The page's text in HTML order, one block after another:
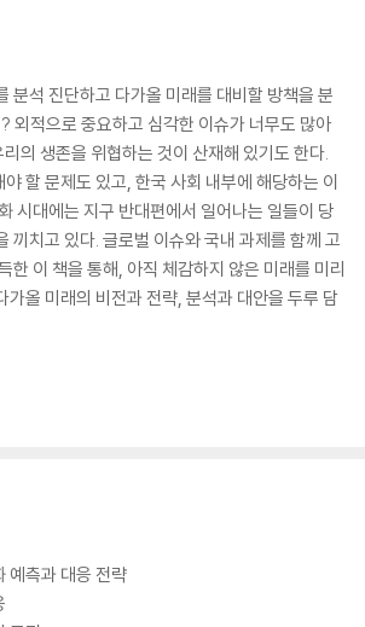
분석 진단하고 다가올 미래를 대비할 방책을 분
외적으로 중요하고 심각한 이슈가 너무도 많아
리의 생존을 위협하는 것이 산재해 있기도 한다.
할 문제도 있고, 한국 사회 내부에 해당하는 이
시대에는 지구 반대편에서 일어나는 일들이 당
끼치고 있다. 글로벌 이슈와 국내 과제를 함께 고
한 이 책을 통해, 아직 체감하지 않은 미래를 미리
가올 미래의 비전과 전략, 분석과 대안을 두루 담
예측과 대응 전략